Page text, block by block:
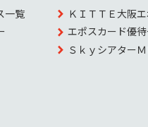
一覧
ＫＩＴＴＥ大阪
エポスカード優
Ｓｋｙシアター